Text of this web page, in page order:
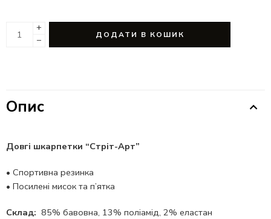
+
−
ДОДАТИ В КОШИК
Опис
Довгі шкарпетки “Стріт-Арт”
• Спортивна резинка
• Посилені мисок та п’ятка
Склад: 85% бавовна, 13% поліамід, 2% еластан